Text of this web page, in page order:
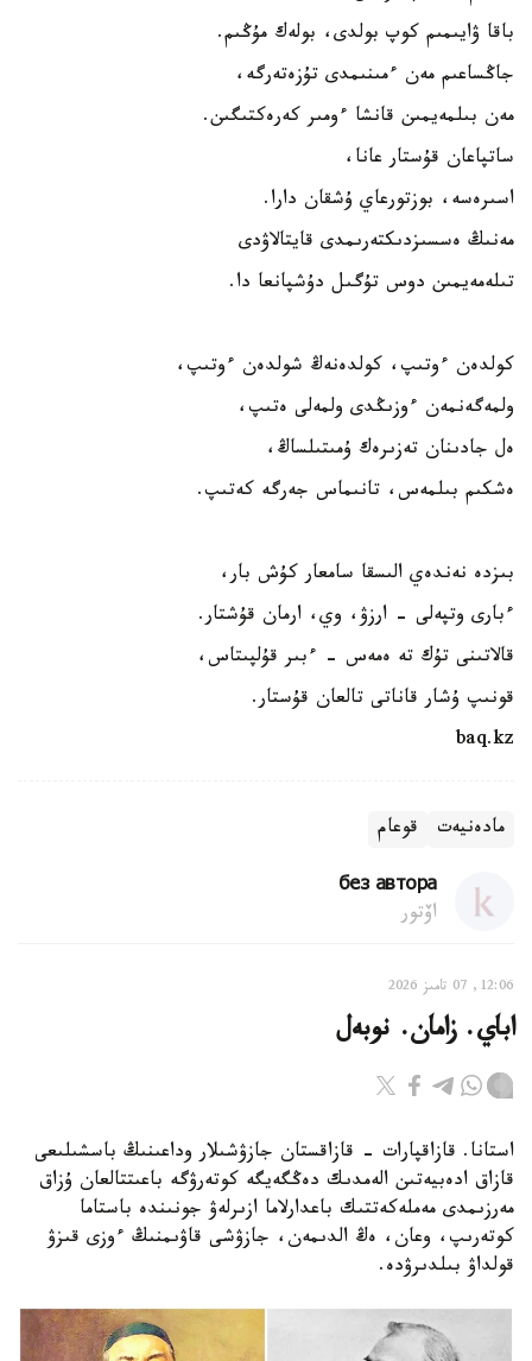
باقا ۋايىمىم كوپ بولدى، بولەك مۇڭىم.
جاڭساعىم مەن ءمىنىمدى تۇزەتەرگە،
مەن بىلمەيمىن قانشا ءومىر كەرەكتىگىن.
ساتپاعان قۇستار عانا،
اسىرەسە، بوزتورعاي ۇشقان دارا.
مەنىڭ ەسسىزدىكتەرىمدى قايتالاۋدى
تىلەمەيمىن دوس تۇگىل دۇشپانعا دا.
كولدەن ءوتىپ، كولدەنەڭ شولدەن ءوتىپ،
ولمەگەنمەن ءوزىڭدى ولمەلى ەتىپ،
ەل جادىنان تەزىرەك ۇمىتىلساڭ،
ەشكىم بىلمەس، تانىماس جەرگە كەتىپ.
بىزدە نەندەي الىسقا سامعار كۇش بار،
ءبارى وتپەلى - ارزۋ، وي، ارمان قۇشتار.
قالاتىنى تۇك تە ەمەس - ءبىر قۇلپىتاس،
قونىپ ۇشار قاناتى تالعان قۇستار.
baq.kz
مادەنيەت قوعام
без автора
اۆتور
12:06, 07 تامىز 2026
اباي. زامان. نوبەل
استانا. قازاقپارات - قازاقستان جازۋشىلار وداعىنىڭ باسشىلىعى
قازاق ادەبيەتىن الەمدىك دەڭگەيگە كوتەرۋگە باعىتتالعان ۇزاق
مەرزىمدى مەملەكەتتىك باعدارلاما ازىرلەۋ جونىندە باستاما
كوتەرىپ، وعان، ەڭ الدىمەن، جازۋشى قاۋىمنىڭ ءوزى قىزۋ
قولداۋ بىلدىرۋدە.